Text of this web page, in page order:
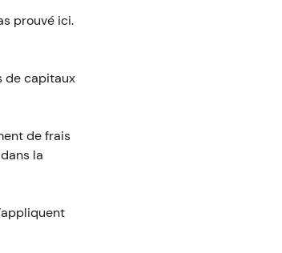
prouvé ici.
de capitaux
de frais
la